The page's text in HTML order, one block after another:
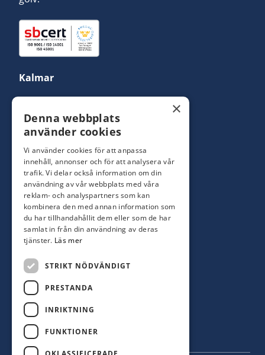
Kalmar
Yrkesbutik: 0480-44 28 08
info@hagblomsfarghandel.nu
Torsåsgatan 9
392 39 Kalmar
Färjestaden
0485-310 71
oland@hagblomsfarghandel.nu
Storgatan 34
386 30 Färjestaden
×
Denna webbplats
använder cookies
Vi använder cookies för att anpassa
innehåll, annonser och för att analysera vår
trafik. Vi delar också information om din
användning av vår webbplats med våra
reklam- och analyspartners som kan
kombinera den med annan information som
du har tillhandahållit dem eller som de har
samlat in från din användning av deras
tjänster. Läs mer
STRIKT NÖDVÄNDIGT
PRESTANDA
INRIKTNING
FUNKTIONER